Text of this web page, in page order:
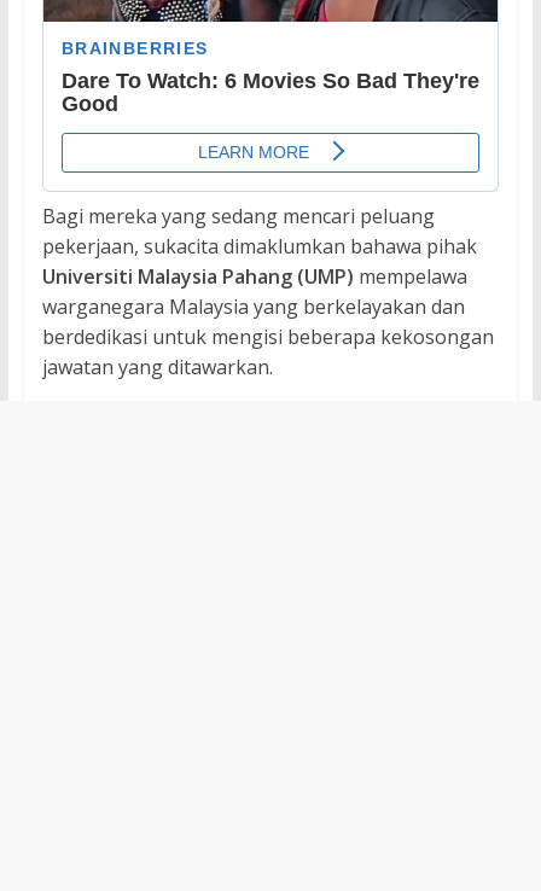
Bagi mereka yang sedang mencari peluang
pekerjaan, sukacita dimaklumkan bahawa pihak
Universiti Malaysia Pahang (UMP) mempelawa
warganegara Malaysia yang berkelayakan dan
berdedikasi untuk mengisi beberapa kekosongan
jawatan yang ditawarkan.